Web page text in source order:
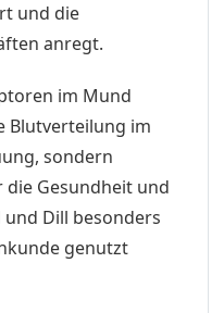
und die
anregt.
im Mund
Blutverteilung im
sondern
Gesundheit und
Dill besonders
genutzt